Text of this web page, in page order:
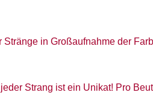
in Großaufnahme der
Strang ist ein Unikat! Pro